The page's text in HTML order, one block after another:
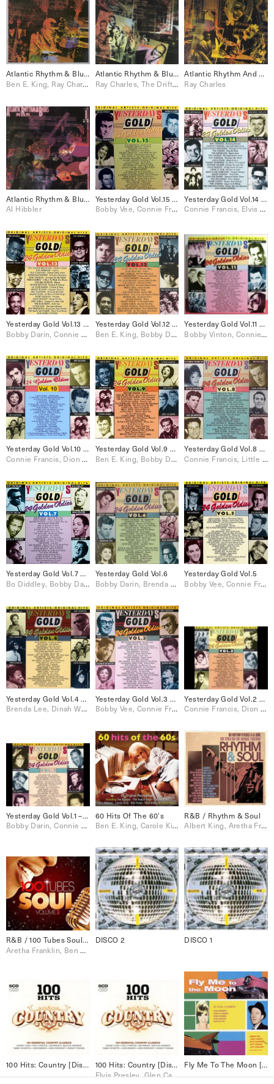
Atlantic Rhythm & Blues: 1947-1974 [Disc 4]
Ben E. King, Ray Charles, The Drifters
Atlantic Rhythm & Blues: 1947-1974 [Disc 3]
Ray Charles, The Drifters
Atlantic Rhythm And Blues: 1947-1974 [Disc 2]
Ray Charles
Atlantic Rhythm & Blues: 1947-1974 [Disc 1]
Al Hibbler
Yesterday Gold Vol.15 – 24 Golden Oldies
Bobby Vee, Connie Francis, Elvis Presley, Freddy Cannon, Paul Anka, Ray Charles, Roy Orbison, The Drifters, The Everly Brothers, The Platters
Yesterday Gold Vol.14 – 24 Golden Oldies
Connie Francis, Elvis Presley, Ray Charles, Roy Orbison, The Everly Brothers, The Skyliners
Yesterday Gold Vol.13 – 24 Golden Oldies
Bobby Darin, Connie Francis, Elvis Presley, Jackie Wilson, Paul Anka, Ray Charles, Ricky Nelson, Roy Orbison, The Everly Brothers, The Platters
Yesterday Gold Vol.12 – 24 Golden Oldies
Ben E. King, Bobby Darin, Brenda Lee, Connie Francis, Dion & The Belmonts, Elvis Presley, Jackie Wilson, Johnny Burnette, Paul Anka, Ray Charles, Ricky Nelson, Roy Orbison, The Everly Brothers, The Fleetwoods, The Four Seasons, The Shirelles
Yesterday Gold Vol.11 – 24 Golden Oldies
Bobby Vinton, Connie Francis, Dion, Elvis Presley, Neil Sedaka, Ray Charles, The Drifters, The Four Seasons, The Ronettes
Yesterday Gold Vol.10 – 24 Golden Oldies
Connie Francis, Dion & The Belmonts, Eddie Cochran, Elvis Presley, Little Richard, Neil Sedaka, Paul Anka, Ray Charles, Ricky Nelson, Sam Cooke, The Drifters, The Everly Brothers, The Platters, The Shirelles
Yesterday Gold Vol.9 – 24 Golden Oldies
Ben E. King, Bobby Darin, Connie Francis, Dion & The Belmonts, Jerry Lee Lewis, Neil Sedaka, Sam Cooke, The Everly Brothers, The Platters, The Shirelles, The Skyliners
Yesterday Gold Vol.8 – 24 Golden Oldies
Connie Francis, Little Richard, Ricky Nelson
Yesterday Gold Vol.7 – 24 Golden Oldies
Bo Diddley, Bobby Darin, Connie Francis, Jackie Wilson, Little Richard, Ray Charles, Ricky Nelson, Sam Cooke, The Everly Brothers, The Platters
Yesterday Gold Vol.6
Bobby Darin, Brenda Lee, Connie Francis, Dion & The Belmonts, Frankie Avalon, Jerry Lee Lewis, Johnnie Ray, Little Richard, Paul Anka, Ricky Nelson, Roy Orbison, Sam Cooke, The Drifters, The Everly Brothers, The Platters
Yesterday Gold Vol.5
Bobby Vee, Connie Francis, Dion, Dion & The Belmonts, Elvis Presley, Jerry Lee Lewis, Johnny Cash, Johnny Tillotson, Neil Sedaka, Ray Charles, Sam Cooke, The Drifters, The Everly Brothers, The Platters
Yesterday Gold Vol.4 – 24 Golden Oldies
Brenda Lee, Dinah Washington, Elvis Presley, Jerry Lee Lewis, Neil Sedaka, Paul Anka, Ray Charles, Roy Orbison, Sam Cooke, The Drifters, The Everly Brothers, The Platters
Yesterday Gold Vol.3 – 24 Golden Oldies
Bobby Vee, Connie Francis, Dion & The Belmonts, Elvis Presley, Jackie Wilson, James Brown, Jerry Lee Lewis, Johnny Preston, Neil Sedaka, Paul Anka, Ray Charles, Sam Cooke, The Drifters, The Everly Brothers, The Platters
Yesterday Gold Vol.2 – 24 Golden Oldies
Connie Francis, Dion & The Belmonts, Eddie Cochran, Elvis Presley, Gene Vincent, Jackie Wilson, Paul Anka, The Drifters, The Everly Brothers, The Platters
Yesterday Gold Vol.1 – 24 Golden Oldies
Bobby Darin, Connie Francis, Elvis Presley, Jerry Lee Lewis, Johnnie Ray, Johnny Preston, Little Richard, Neil Sedaka, Paul Anka, Ray Charles, The Drifters, The Everly Brothers, The Platters
60 Hits Of The 60’s
Ben E. King, Carole King, Dion, Johnny Preston, Ray Charles, Ricky Nelson, Roy Orbison, Sam Cooke, The Beatles, The Everly Brothers, The Four Seasons, The Shirelles
R&B / Rhythm & Soul
Albert King, Aretha Franklin, Dusty Springfield, James Brown, Nina Simone, Otis Redding, Sly & The Family Stone, Stevie Wonder, The Miracles, The O'Jays, The Stylistics, The Temptations
R&B / 100 Tubes Soul Vol.2
Aretha Franklin, Ben E. King, Bill Withers, Donald Byrd, Earth Wind & Fire, James Brown, Otis Redding, Ray Charles, Sarah Vaughan, The Temptations, Wilson Pickett
DISCO 2 DISCO 1
100 Hits: Country [Disc 4]
100 Hits: Country [Disc 3]
Elvis Presley, Glen Campbell, John Denver
Fly Me To The Moon [Disc 1]